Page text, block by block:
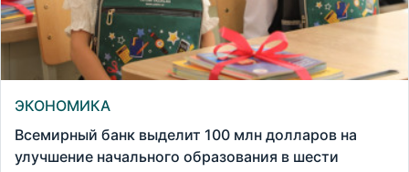
ЭКОНОМИКА
Всемирный банк выделит 100 млн долларов на
улучшение начального образования в шести